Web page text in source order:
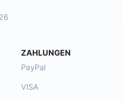
ZAHLUNGEN
PayPal
VISA